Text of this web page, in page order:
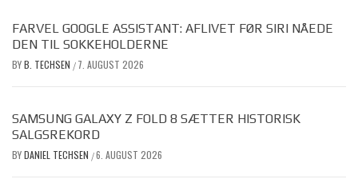
FARVEL GOOGLE ASSISTANT: AFLIVET FØR SIRI NÅEDE
DEN TIL SOKKEHOLDERNE
BYB. TECHSEN / 7. AUGUST 2026
SAMSUNG GALAXY Z FOLD 8 SÆTTER HISTORISK
SALGSREKORD
BYDANIEL TECHSEN /6. AUGUST 2026